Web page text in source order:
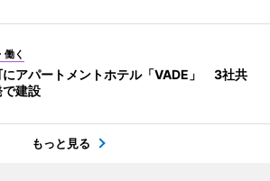
働く
にアパートメントホテル「VADE」 3社共
で建設
もっと見る